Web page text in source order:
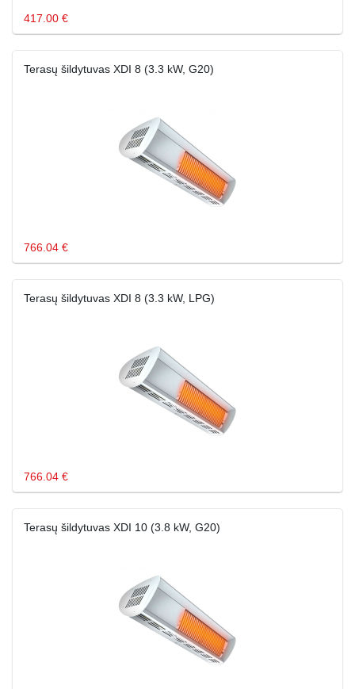
417.00 €
Terasų šildytuvas XDI 8 (3.3 kW, G20)
766.04 €
Terasų šildytuvas XDI 8 (3.3 kW, LPG)
766.04 €
Terasų šildytuvas XDI 10 (3.8 kW, G20)